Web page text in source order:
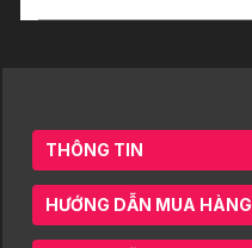
THÔNG TIN
HƯỚNG DẪN MUA HÀNG